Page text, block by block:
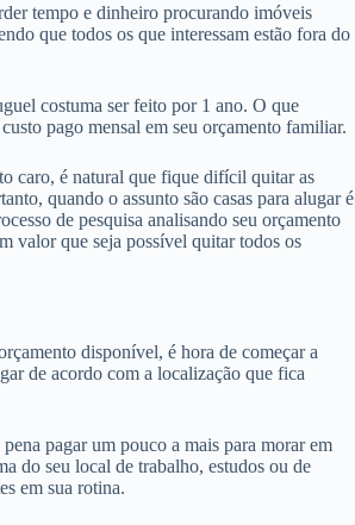
tempo e dinheiro procurando imóveis
que todos os que interessam estão fora do
costuma ser feito por 1 ano. O que
pago mensal em seu orçamento familiar.
caro, é natural que fique difícil quitar as
quando o assunto são casas para alugar é
de pesquisa analisando seu orçamento
valor que seja possível quitar todos os
disponível, é hora de começar a
de acordo com a localização que fica
pagar um pouco a mais para morar em
do seu local de trabalho, estudos ou de
em sua rotina.